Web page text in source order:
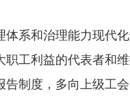
系和治理能力现代
工利益的代表者和
制度，多向上级工